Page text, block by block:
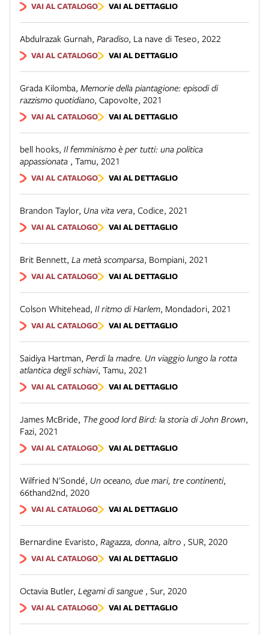
VAI AL CATALOGO VAI AL DETTAGLIO
Abdulrazak Gurnah, Paradiso, La nave di Teseo, 2022
VAI AL CATALOGO VAI AL DETTAGLIO
Grada Kilomba, Memorie della piantagione: episodi di
razzismo quotidiano, Capovolte, 2021
VAI AL CATALOGO VAI AL DETTAGLIO
bell hooks, Il femminismo è per tutti: una politica
appassionata , Tamu, 2021
VAI AL CATALOGO VAI AL DETTAGLIO
Brandon Taylor, Una vita vera, Codice, 2021
VAI AL CATALOGO VAI AL DETTAGLIO
Brit Bennett, La metà scomparsa, Bompiani, 2021
VAI AL CATALOGO VAI AL DETTAGLIO
Colson Whitehead, Il ritmo di Harlem, Mondadori, 2021
VAI AL CATALOGO VAI AL DETTAGLIO
Saidiya Hartman, Perdi la madre. Un viaggio lungo la rotta
atlantica degli schiavi, Tamu, 2021
VAI AL CATALOGO VAI AL DETTAGLIO
James McBride, The good lord Bird: la storia di John Brown,
Fazi, 2021
VAI AL CATALOGO VAI AL DETTAGLIO
Wilfried N'Sondé, Un oceano, due mari, tre continenti,
66thand2nd, 2020
VAI AL CATALOGO VAI AL DETTAGLIO
Bernardine Evaristo, Ragazza, donna, altro , SUR, 2020
VAI AL CATALOGO VAI AL DETTAGLIO
Octavia Butler, Legami di sangue , Sur, 2020
VAI AL CATALOGO VAI AL DETTAGLIO